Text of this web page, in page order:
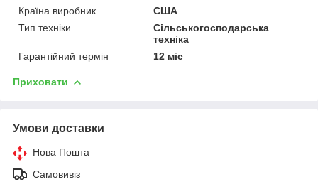
Країна виробник
США
Тип техніки
Сільськогосподарська
техніка
Гарантійний термін
12 міс
Приховати
Умови доставки
Нова Пошта
Самовивіз